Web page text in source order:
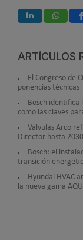
ARTÍCULOS
El Congreso de
ponencias técnicas
Bosch identifica
como las claves
Válvulas Arco
Director hasta 2030
Bosch: el
transición
Hyundai HVAC
la nueva gama